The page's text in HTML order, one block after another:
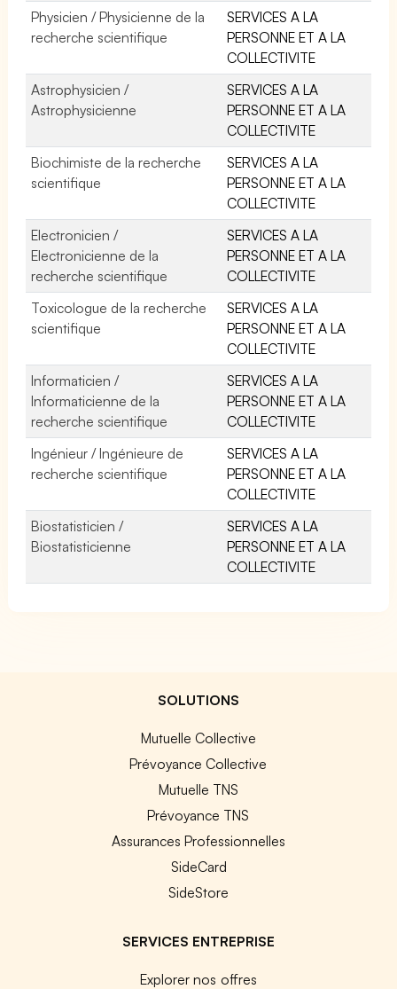
Physicien / Physicienne de la
recherche scientifique
SERVICES A LA
PERSONNE ET A LA
COLLECTIVITE
Astrophysicien /
Astrophysicienne
SERVICES A LA
PERSONNE ET A LA
COLLECTIVITE
Biochimiste de la recherche
scientifique
SERVICES A LA
PERSONNE ET A LA
COLLECTIVITE
Electronicien /
Electronicienne de la
recherche scientifique
SERVICES A LA
PERSONNE ET A LA
COLLECTIVITE
Toxicologue de la recherche
scientifique
SERVICES A LA
PERSONNE ET A LA
COLLECTIVITE
Informaticien /
Informaticienne de la
recherche scientifique
SERVICES A LA
PERSONNE ET A LA
COLLECTIVITE
Ingénieur / Ingénieure de
recherche scientifique
SERVICES A LA
PERSONNE ET A LA
COLLECTIVITE
Biostatisticien /
Biostatisticienne
SERVICES A LA
PERSONNE ET A LA
COLLECTIVITE
SOLUTIONS
Mutuelle Collective
Prévoyance Collective
Mutuelle TNS
Prévoyance TNS
Assurances Professionnelles
SideCard
SideStore
SERVICES ENTREPRISE
Explorer nos offres